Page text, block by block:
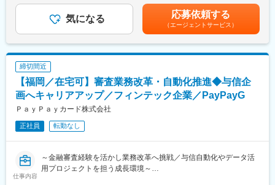
境の中で、即戦力としてご活躍いただける方を歓迎します
変更の範囲：会社の定める業務
今回募集の審査分析部は10名で構成をされており、AIや機械学習
などデータサイエンティストとしての高度な分析を行い、分析結
果を業務適用することがミッションです。
おけるモデリング～アクション実施等、案件が多数走っており、
経営に対して数千万円規模の利益改善が見込めるようなインパク
トのある業務に携わることができます。
■当ポジションの魅力：
・会員数が6,300万名を超えているPayPay社や、LINEヤフー社と
協業をしているので、大規模データに触れながら課題分析～改善
イエンスの力でモデル作成や施策を開発すると、経営的な効果を
感じることができ事業への貢献度が高いです。
ティブ）：年1回（会社業績および個人貢献度によりを支給）賃金
はあくまでも目安の金額であり、選考を通じて上下する可能性が
あります。月給(月額)は固定手当を含めた表記です。
気になる 応募依頼する
（エージェントサービス）
締切間近
【福岡／在宅可】審査業務改革・自動化推進◆与信企
画へキャリアアップ／フィンテック企業／PayPayG
ＰａｙＰａｙカード株式会社
正社員 転勤なし
仕事内容
～金融審査経験を活かし業務改革へ挑戦／与信自動化やデータ活
用プロジェクトを担う成長環境～